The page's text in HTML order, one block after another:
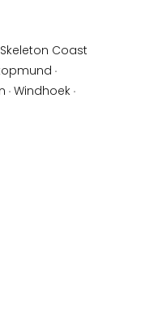
Skeleton Coast
·
· Windhoek ·